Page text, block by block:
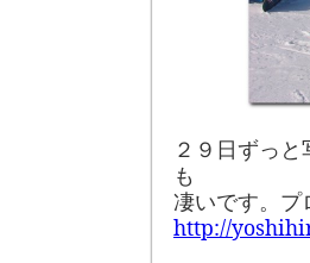
２９日ずっ
も
凄いです。プ
http://